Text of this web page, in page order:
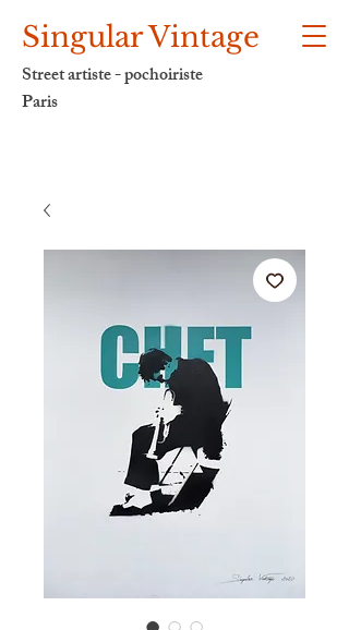
Singular Vintage
Street artiste - pochoiriste
Paris